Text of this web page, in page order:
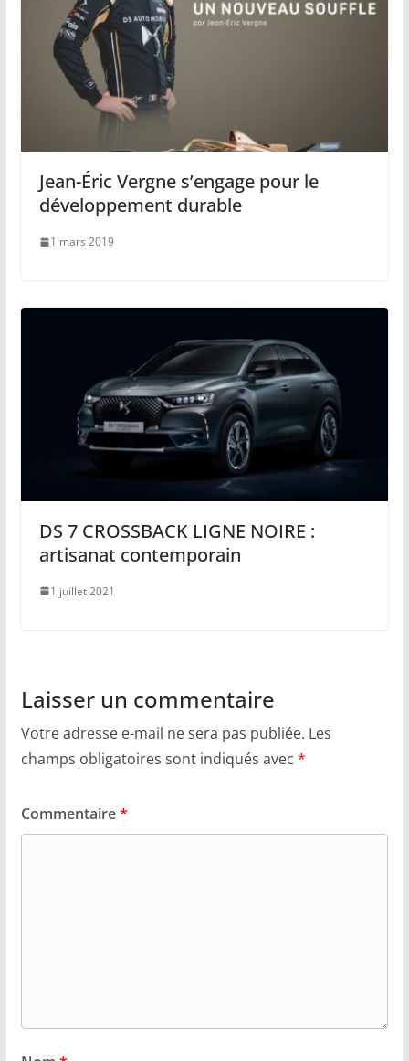
Jean-Éric Vergne s’engage pour le
développement durable
1 mars 2019
DS 7 CROSSBACK LIGNE NOIRE :
artisanat contemporain
1 juillet 2021
Laisser un commentaire
Votre adresse e-mail ne sera pas publiée. Les
champs obligatoires sont indiqués avec *
Commentaire*